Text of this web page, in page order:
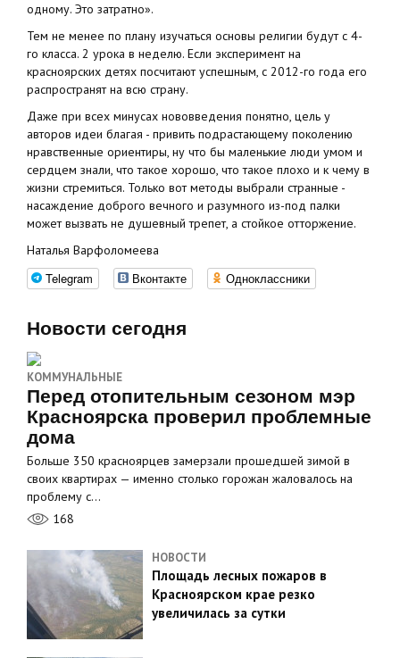
одному. Это затратно».
Тем не менее по плану изучаться основы религии будут с 4-
го класса. 2 урока в неделю. Если эксперимент на
красноярских детях посчитают успешным, с 2012-го года его
распространят на всю страну.
Даже при всех минусах нововведения понятно, цель у
авторов идеи благая - привить подрастающему поколению
нравственные ориентиры, ну что бы маленькие люди умом и
сердцем знали, что такое хорошо, что такое плохо и к чему в
жизни стремиться. Только вот методы выбрали странные -
насаждение доброго вечного и разумного из-под палки
может вызвать не душевный трепет, а стойкое отторжение.
Наталья Варфоломеева
Telegram Вконтакте Одноклассники
Новости сегодня
КОММУНАЛЬНЫЕ
Перед отопительным сезоном мэр
Красноярска проверил проблемные
дома
Больше 350 красноярцев замерзали прошедшей зимой в
своих квартирах — именно столько горожан жаловалось на
проблему с…
168
НОВОСТИ
Площадь лесных пожаров в
Красноярском крае резко
увеличилась за сутки